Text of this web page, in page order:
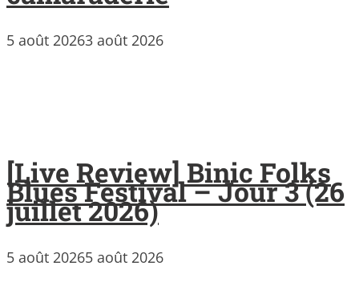
5 août 20263 août 2026
[Live Review] Binic Folks
Blues Festival – Jour 3 (26
juillet 2026)
5 août 20265 août 2026